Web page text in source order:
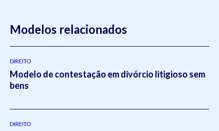
Modelos relacionados
DIREITO
Modelo de contestação em divórcio litigioso sem
bens
DIREITO